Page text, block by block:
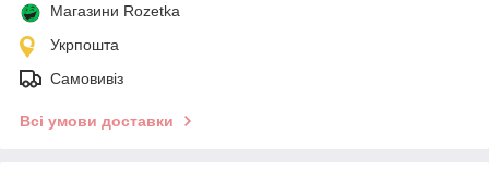
Магазини Rozetka
Укрпошта
Самовивіз
Всі умови доставки